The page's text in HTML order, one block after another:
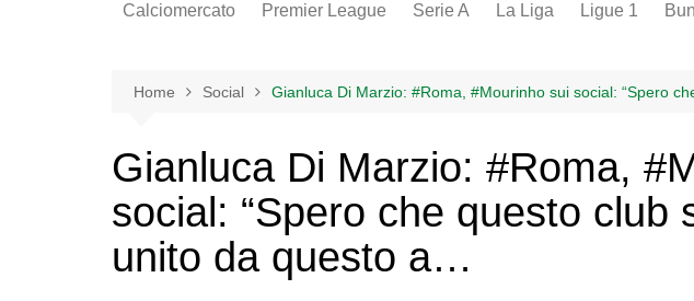
Calciomercato Premier League Serie A La Liga Ligue 1
Home Social Gianluca Di Marzio: #Roma, #Mourinho sui social: “Spero
Gianluca Di Marzio: #Roma,
social: “Spero che questo club
unito da questo a…